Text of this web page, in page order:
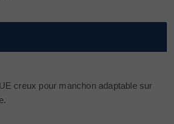
creux pour manchon adaptable sur